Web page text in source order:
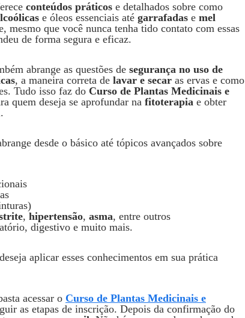
conteúdos práticos e detalhados sobre como
e óleos essenciais até garrafadas e mel
mesmo que você nunca tenha tido contato com essas
de forma segura e eficaz.
abrange as questões de segurança no uso de
, a maneira correta de lavar e secar as ervas e como
Tudo isso faz do Curso de Plantas Medicinais e
quem deseja se aprofundar na fitoterapia e obter
desde o básico até tópicos avançados sobre
, hipertensão, asma, entre outros
digestivo e muito mais.
aplicar esses conhecimentos em sua prática
acessar o Curso de Plantas Medicinais e
as etapas de inscrição. Depois da confirmação do